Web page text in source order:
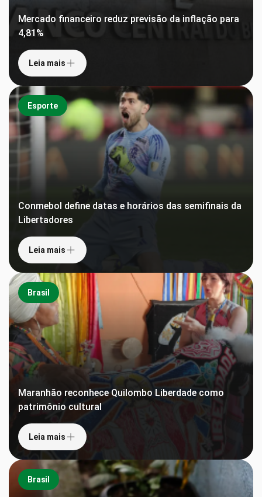
Mercado financeiro reduz previsão da inflação para
4,81%
Leia mais
Esporte
Conmebol define datas e horários das semifinais da
Libertadores
Leia mais
Brasil
Maranhão reconhece Quilombo Liberdade como
patrimônio cultural
Leia mais
Brasil